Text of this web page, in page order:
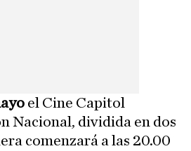
el Cine Capitol
Nacional, dividida en dos
comenzará a las 20.00